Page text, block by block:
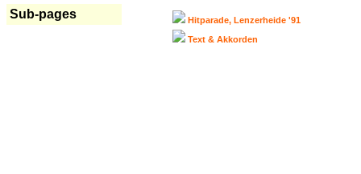
Sub-pages
Hitparade, Lenzerheide '91
Text & Akkorden